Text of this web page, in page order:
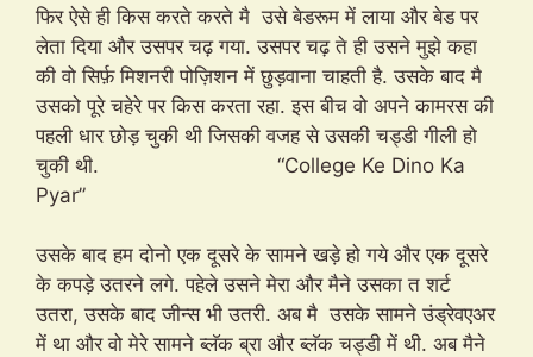
फिर ऐसे ही किस करते करते मै उसे बेडरूम में लाया और बेड पर
लेता दिया और उसपर चढ़ गया. उसपर चढ़ ते ही उसने मुझे कहा
की वो सिर्फ़ मिशनरी पोज़िशन में छुड़वाना चाहती है. उसके बाद मै
उसको पूरे चहेरे पर किस करता रहा. इस बीच वो अपने कामरस की
पहली धार छोड़ चुकी थी जिसकी वजह से उसकी चड्डी गीली हो
चुकी थी. “College Ke Dino Ka
Pyar”
उसके बाद हम दोनो एक दूसरे के सामने खड़े हो गये और एक दूसरे
के कपड़े उतरने लगे. पहेले उसने मेरा और मैने उसका त शर्ट
उतरा, उसके बाद जीन्स भी उतरी. अब मै उसके सामने उंड्रेवएअर
में था और वो मेरे सामने ब्लॅक ब्रा और ब्लॅक चड्डी में थी. अब मैने